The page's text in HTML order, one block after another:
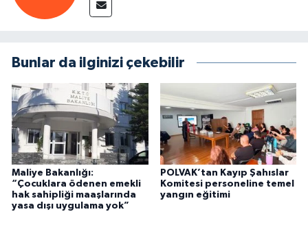
Bunlar da ilginizi çekebilir
Maliye Bakanlığı:
“Çocuklara ödenen emekli
hak sahipliği maaşlarında
yasa dışı uygulama yok”
POLVAK’tan Kayıp Şahıslar
Komitesi personeline temel
yangın eğitimi